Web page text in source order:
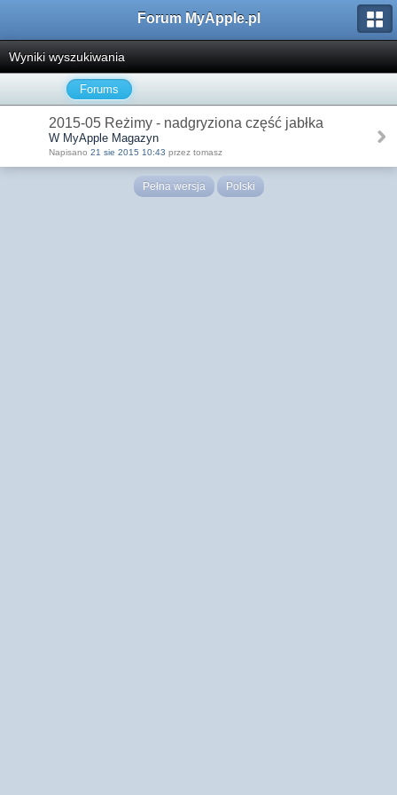
Forum MyApple.pl
Wyniki wyszukiwania
Forums
2015-05 Reżimy - nadgryziona część jabłka
W MyApple Magazyn
Napisano 21 sie 2015 10:43 przez tomasz
Pełna wersja Polski